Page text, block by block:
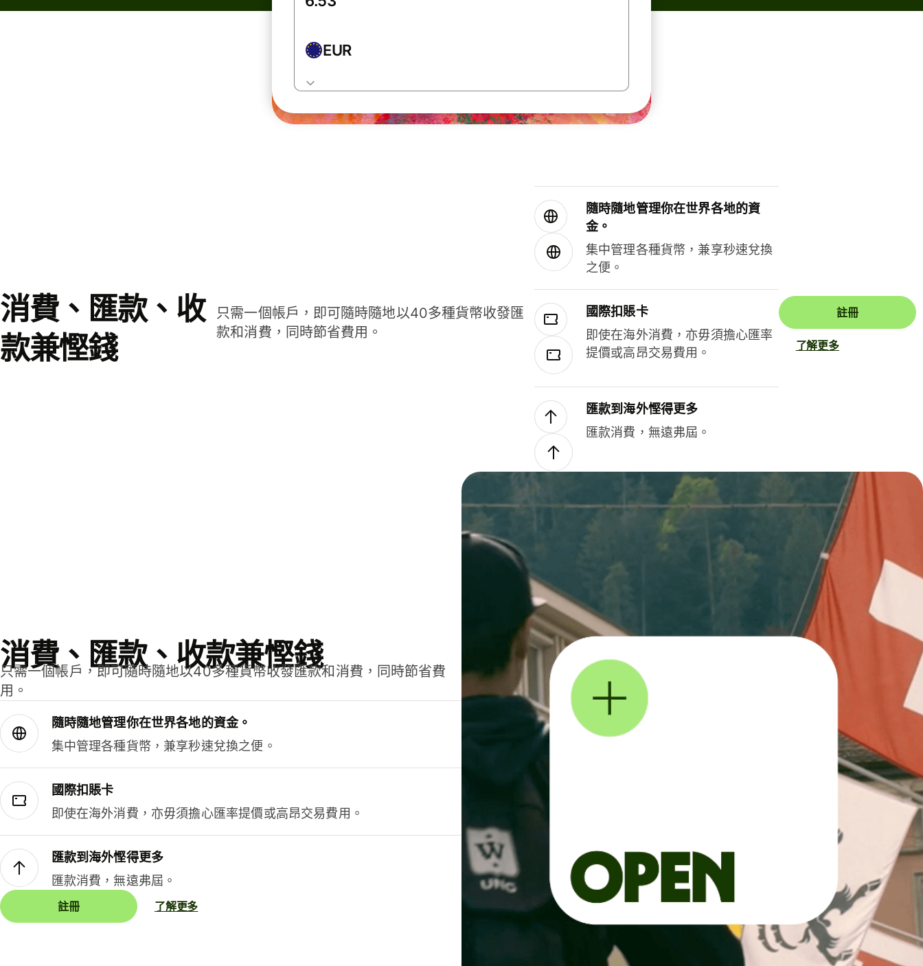
EUR
消費、匯款、收
款兼慳錢
只需一個帳戶，即可隨時隨地以40多種貨幣收發匯
款和消費，同時節省費用。
隨時隨地管理你在世界各地的資
金。
集中管理各種貨幣，兼享秒速兌換
之便。
國際扣賬卡
即使在海外消費，亦毋須擔心匯率
提價或高昂交易費用。
匯款到海外慳得更多
匯款消費，無遠弗屆。
註冊
了解更多
消費、匯款、收款兼慳錢
只需一個帳戶，即可隨時隨地以40多種貨幣收發匯款和消費，同時節省費
用。
隨時隨地管理你在世界各地的資金。
集中管理各種貨幣，兼享秒速兌換之便。
國際扣賬卡
即使在海外消費，亦毋須擔心匯率提價或高昂交易費用。
匯款到海外慳得更多
匯款消費，無遠弗屆。
註冊 了解更多